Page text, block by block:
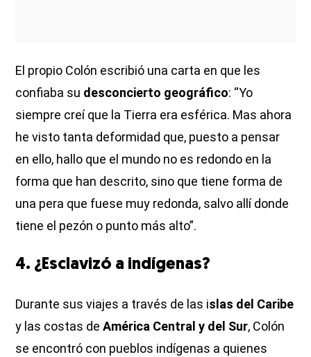
El propio Colón escribió una carta en que les
confiaba su desconcierto geográfico: “Yo
siempre creí que la Tierra era esférica. Mas ahora
he visto tanta deformidad que, puesto a pensar
en ello, hallo que el mundo no es redondo en la
forma que han descrito, sino que tiene forma de
una pera que fuese muy redonda, salvo allí donde
tiene el pezón o punto más alto”.
4. ¿Esclavizó a indígenas?
Durante sus viajes a través de las islas del Caribe
y las costas de América Central y del Sur, Colón
se encontró con pueblos indígenas a quienes